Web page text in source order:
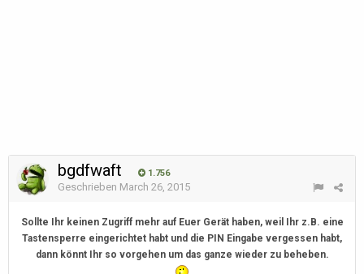
bgdfwaft 1.756
Geschrieben March 26, 2015
Sollte Ihr keinen Zugriff mehr auf Euer Gerät haben, weil Ihr z.B. eine
Tastensperre eingerichtet habt und die PIN Eingabe vergessen habt,
dann könnt Ihr so vorgehen um das ganze wieder zu beheben.